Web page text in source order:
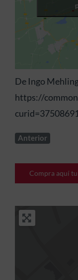
De Ingo
https://
curid=37508691
Anterior
Compra aquí